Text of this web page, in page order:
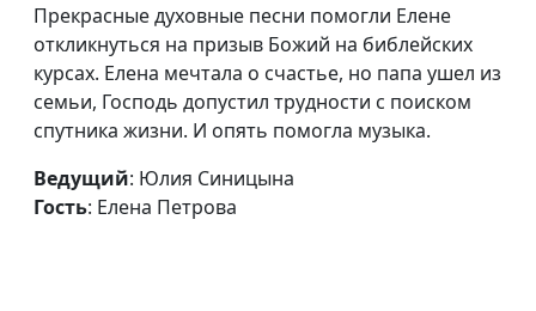
Бог творит чудеса
Юлия Уткина, директор
Телерадиокомпании "Три
Ангела", Дмитрий Ковалев,
директор радиостанции
Слова, изменившие
Прекрасные духовные песни помогли Елене
откликнуться на призыв Божий на библейских
курсах. Елена мечтала о счастье, но папа ушел из
семьи, Господь допустил трудности с поиском
спутника жизни. И опять помогла музыка.
Ведущий: Юлия Синицына
Гость: Елена Петрова